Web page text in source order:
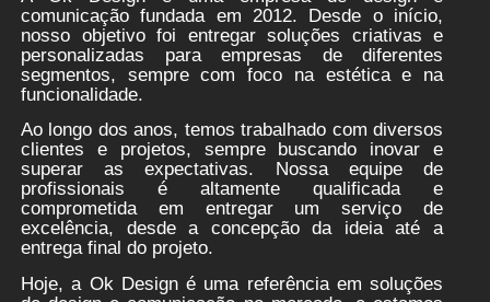
comunicação fundada em 2012. Desde o início,
nosso objetivo foi entregar soluções criativas e
personalizadas para empresas de diferentes
segmentos, sempre com foco na estética e na
funcionalidade.
Ao longo dos anos, temos trabalhado com diversos
clientes e projetos, sempre buscando inovar e
superar as expectativas. Nossa equipe de
profissionais é altamente qualificada e
comprometida em entregar um serviço de
excelência, desde a concepção da ideia até a
entrega final do projeto.
Hoje, a Ok Design é uma referência em soluções